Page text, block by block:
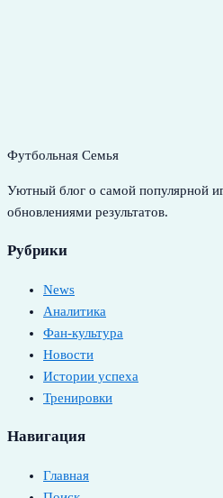
Футбольная Семья
Уютный блог о самой популярной
обновлениями результатов.
Рубрики
News
Аналитика
Фан-культура
Новости
Истории успеха
Тренировки
Навигация
Главная